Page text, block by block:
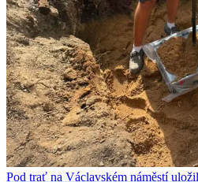
Pod trať na Václavském náměstí